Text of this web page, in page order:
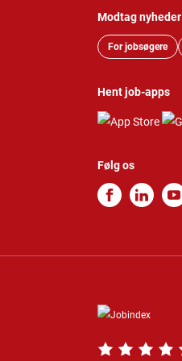
Modtag nyheder
For jobsøgere
Hent job-apps
Følg os